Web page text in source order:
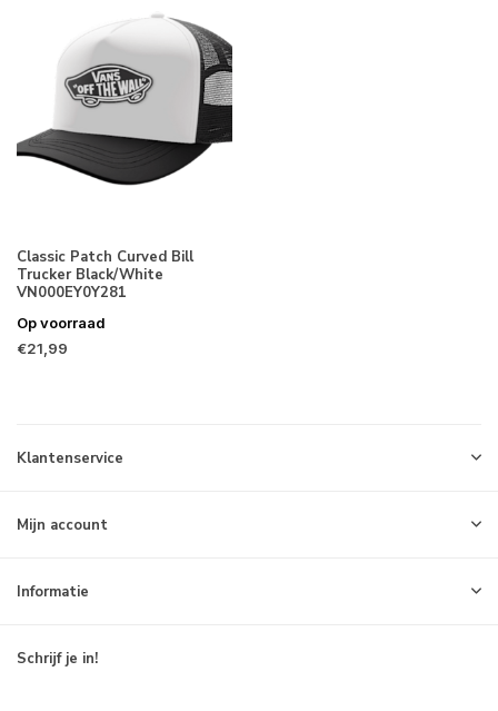
Classic Patch Curved Bill
Trucker Black/White
VN000EY0Y281
Op voorraad
€21,99
Klantenservice
Mijn account
Informatie
Schrijf je in!